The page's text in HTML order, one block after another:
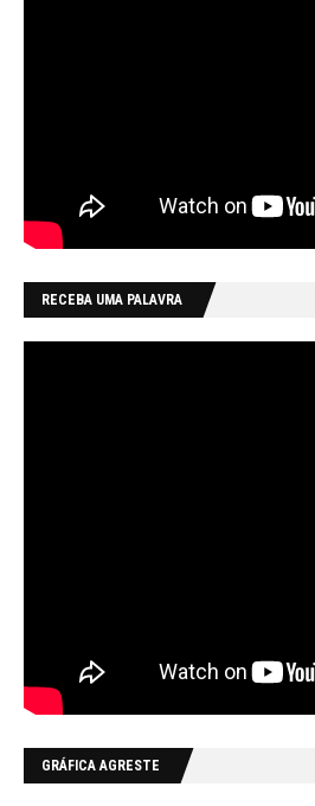
RECEBA UMA PALAVRA
GRÁFICA AGRESTE